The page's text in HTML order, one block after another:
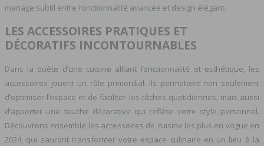
mariage subtil entre fonctionnalité avancée et design élégant.
LES ACCESSOIRES PRATIQUES ET
DÉCORATIFS INCONTOURNABLES
Dans la quête d’une cuisine alliant fonctionnalité et esthétique, les
accessoires jouent un rôle primordial. Ils permettent non seulement
d’optimiser l’espace et de faciliter les tâches quotidiennes, mais aussi
d’apporter une touche décorative qui reflète votre style personnel.
Découvrons ensemble les accessoires de cuisine les plus en vogue en
2024, qui sauront transformer votre espace culinaire en un lieu à la